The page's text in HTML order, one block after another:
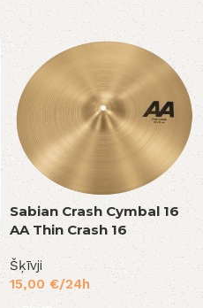
Sabian Crash Cymbal 16
AA Thin Crash 16
Šķīvji
15,00 €/24h